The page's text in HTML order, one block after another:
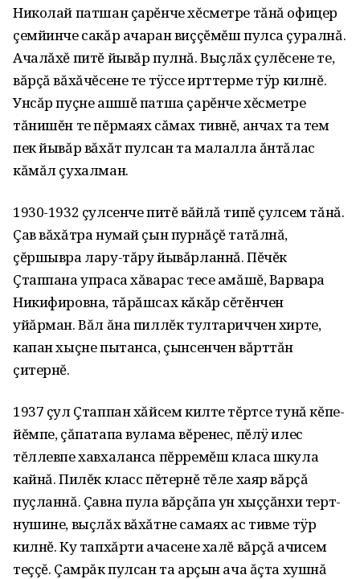
Николай патшан çарĕнче хĕсметре тăнă офицер
çемйинче сакăр ачаран виççĕмĕш пулса çуралнă.
Ачалăхĕ питĕ йывăр пулнă. Выçлăх çулĕсене те,
вăрçă вăхăчĕсене те тÿссе ирттерме тÿр килнĕ.
Унсăр пуçне ашшĕ патша çарĕнче хĕсметре
тăнишĕн те пĕрмаях сăмах тивнĕ, анчах та тем
пек йывăр вăхăт пулсан та малалла ăнтăлас
кăмăл çухалман.
1930-1932 çулсенче питĕ вăйлă типĕ çулсем тăнă.
Çав вăхăтра нумай çын пурнăçĕ татăлнă,
çĕршывра лару-тăру йывăрланнă. Пĕчĕк
Çтаппана упраса хăварас тесе амăшĕ, Варвара
Никифировна, тăрăшсах кăкăр сĕтĕнчен
уйăрман. Вăл ăна пиллĕк тултариччен хирте,
капан хыçне пытанса, çынсенчен вăрттăн
çитернĕ.
1937 çул Çтаппан хăйсем килте тĕртсе тунă кĕпе-
йĕмпе, çăпатапа вулама вĕренес, пĕлÿ илес
тĕллевпе хавхаланса пĕрремĕш класа шкула
кайнă. Пилĕк класс пĕтернĕ тĕле хаяр вăрçă
пуçланнă. Çавна пула вăрçăпа ун хыççăнхи терт-
нушине, выçлăх вăхăтне самаях ас тивме тÿр
килнĕ. Ку тапхăрти ачасене халĕ вăрçă ачисем
теççĕ. Çамрăк пулсан та арçын ача ăçта хушнă